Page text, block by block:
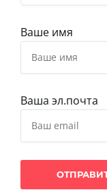
Ваше имя
Ваша эл.почта